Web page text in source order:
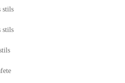
stils
stils